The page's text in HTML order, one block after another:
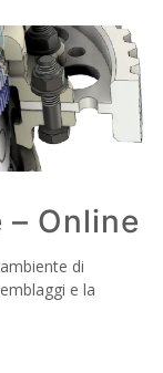
Online
di
e la